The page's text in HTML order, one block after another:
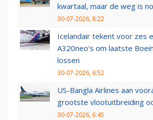
kwartaal, maar de weg is
30-07-2026, 8:22
Icelandair tekent voor zes
A320neo's om laatste
lossen
30-07-2026, 6:52
US-Bangla Airlines aan
grootste vlootuitbreiding
30-07-2026, 6:45